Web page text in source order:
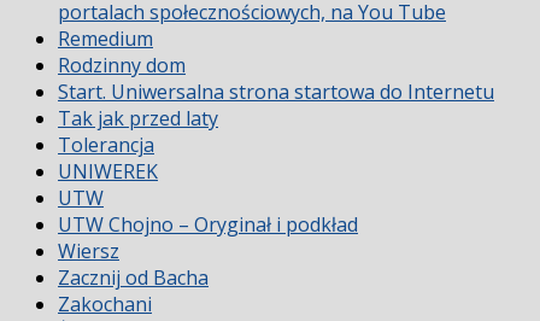
portalach społecznościowych, na You Tube
Remedium
Rodzinny dom
Start. Uniwersalna strona startowa do Internetu
Tak jak przed laty
Tolerancja
UNIWEREK
UTW
UTW Chojno – Oryginał i podkład
Wiersz
Zacznij od Bacha
Zakochani